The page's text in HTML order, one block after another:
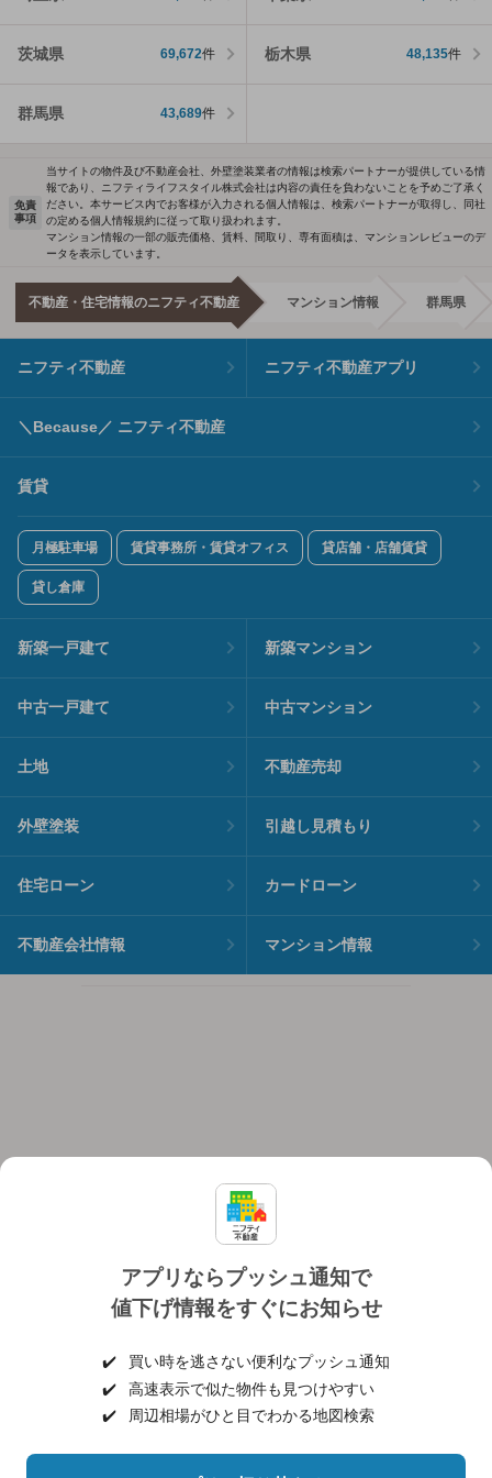
茨城県 69,672件 栃木県 48,135件
群馬県 43,689件
アプリならプッシュ通知で
値下げ情報をすぐにお知らせ
✔️
買い時を逃さない便利なプッシュ通知
✔️
高速表示で似た物件も見つけやすい
✔️
周辺相場がひと目でわかる地図検索
免責
事項
当サイトの物件及び不動産会社、外壁塗装業者の情報は検索パートナーが提供している情
報であり、ニフティライフスタイル株式会社は内容の責任を負わないことを予めご了承く
ださい。本サービス内でお客様が入力される個人情報は、検索パートナーが取得し、同社
の定める個人情報規約に従って取り扱われます。
マンション情報の一部の販売価格、賃料、間取り、専有面積は、マンションレビューのデ
ータを表示しています。
不動産・住宅情報のニフティ不動産 マンション情報 群馬県
ニフティ不動産 ニフティ不動産アプリ
＼Because／ ニフティ不動産
賃貸
月極駐車場 賃貸事務所・賃貸オフィス 貸店舗・店舗賃貸
貸し倉庫
新築一戸建て 新築マンション
中古一戸建て 中古マンション
土地 不動産売却
外壁塗装 引越し見積もり
住宅ローン カードローン
不動産会社情報 マンション情報
個人情報保護ポリシー 利用規約
ヘルプ・お問い合わせ 採用情報